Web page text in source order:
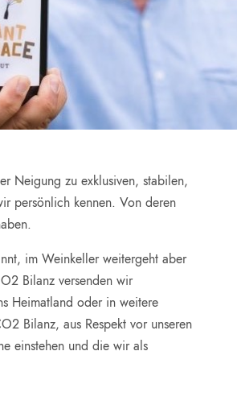
Neigung zu exklusiven, stabilen,
persönlich kennen. Von deren
im Weinkeller weitergeht aber
Bilanz versenden wir
Heimatland oder in weitere
Bilanz, aus Respekt vor unseren
einstehen und die wir als